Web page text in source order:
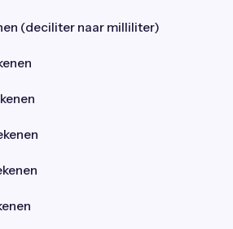
(deciliter naar milliliter)